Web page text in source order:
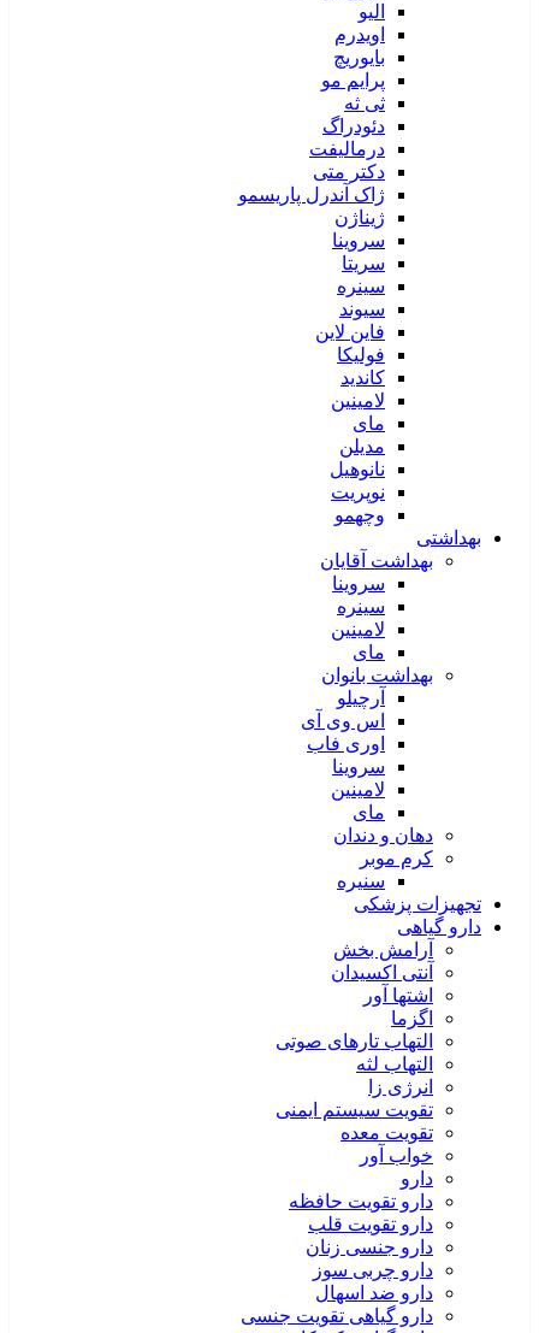
الیو
اویدرم
بایوریچ
پرایم مو
ثی ثه
دئودراگ
درمالیفت
دکتر متی
ژاک آندرل پاریسمو
ژیناژن
سروینا
سریتا
سینره
سیوند
فاین لاین
فولیکا
کاندید
لامینین
مای
مدیلن
نانوهیل
نوپریت
وچهمو
بهداشتی
بهداشت آقایان
سروینا
سینره
لامینین
مای
بهداشت بانوان
آرچیلو
اس وی آی
اوری فاب
سروینا
لامینین
مای
دهان و دندان
کرم موبر
سنیره
تجهیزات پزشکی
دارو گیاهی
آرامش بخش
آنتی اکسیدان
اشتها آور
اگزما
التهاب تارهای صوتی
التهاب لثه
انرژی زا
تقویت سیستم ایمنی
تقویت معده
خواب آور
دارو
دارو تقویت حافظه
دارو تقویت قلب
دارو جنسی زنان
دارو چربی سوز
دارو ضد اسهال
دارو گیاهی تقویت جنسی